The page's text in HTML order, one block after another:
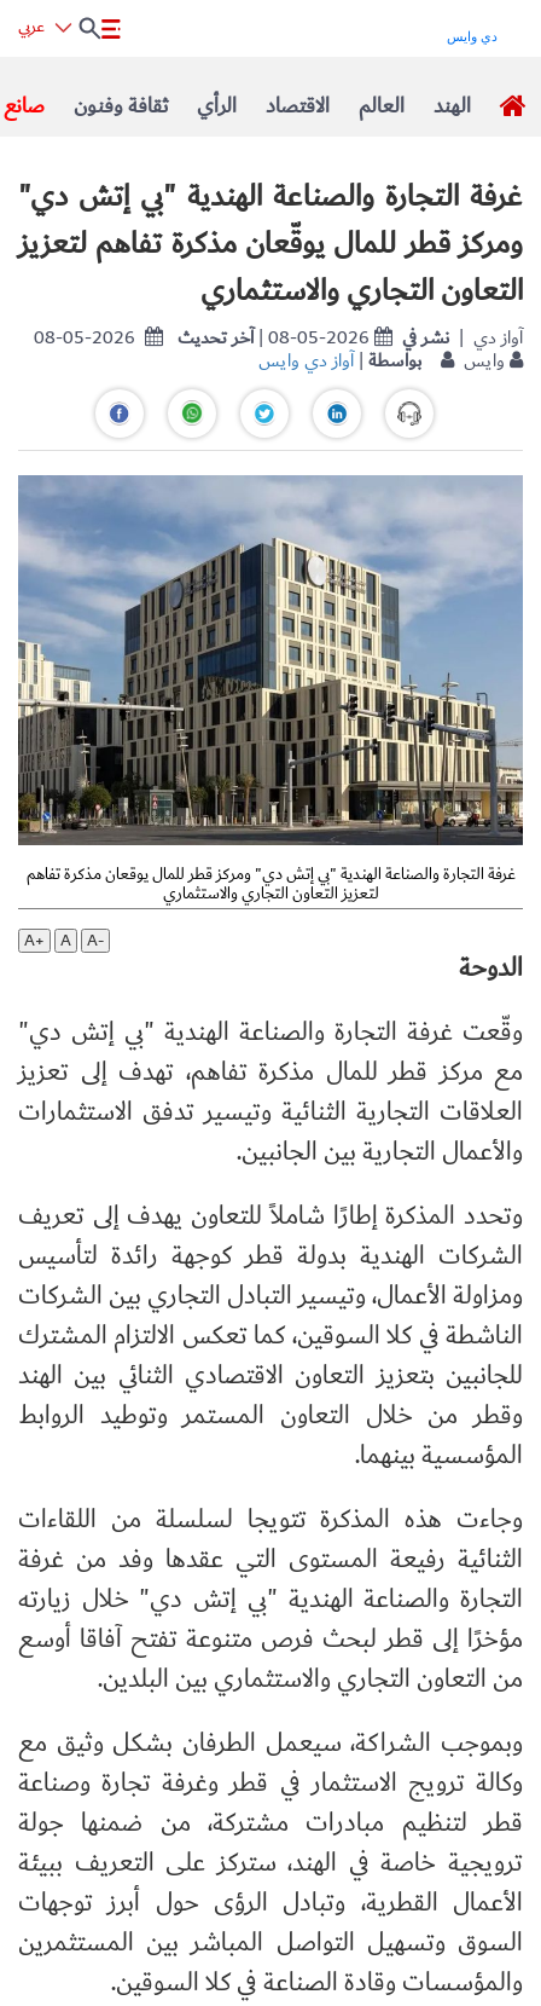
صانع ثقافة وفنون الرأي الاقتصاد العالم الهند
غرفة التجارة والصناعة الهندية "بي إتش دي"
ومركز قطر للمال يوقّعان مذكرة تفاهم لتعزيز
التعاون التجاري والاستثماري
08-05-2026 آخر تحديث| 08-05-2026 نشر في | آواز دي
وايس بواسطة|آواز دي وايس
غرفة التجارة والصناعة الهندية "بي إتش دي" ومركز قطر للمال يوقعان مذكرة تفاهم
لتعزيز التعاون التجاري والاستثماري
A+
A A-
الدوحة
وقّعت غرفة التجارة والصناعة الهندية "بي إتش دي"
مع مركز قطر للمال مذكرة تفاهم، تهدف إلى تعزيز
العلاقات التجارية الثنائية وتيسير تدفق الاستثمارات
والأعمال التجارية بين الجانبين.
وتحدد المذكرة إطارًا شاملاً للتعاون يهدف إلى تعريف
الشركات الهندية بدولة قطر كوجهة رائدة لتأسيس
ومزاولة الأعمال، وتيسير التبادل التجاري بين الشركات
الناشطة في كلا السوقين، كما تعكس الالتزام المشترك
للجانبين بتعزيز التعاون الاقتصادي الثنائي بين الهند
وقطر من خلال التعاون المستمر وتوطيد الروابط
المؤسسية بينهما.
وجاءت هذه المذكرة تتويجا لسلسلة من اللقاءات
الثنائية رفيعة المستوى التي عقدها وفد من غرفة
التجارة والصناعة الهندية "بي إتش دي" خلال زيارته
مؤخرًا إلى قطر لبحث فرص متنوعة تفتح آفاقا أوسع
من التعاون التجاري والاستثماري بين البلدين.
وبموجب الشراكة، سيعمل الطرفان بشكل وثيق مع
وكالة ترويج الاستثمار في قطر وغرفة تجارة وصناعة
قطر لتنظيم مبادرات مشتركة، من ضمنها جولة
ترويجية خاصة في الهند، ستركز على التعريف ببيئة
الأعمال القطرية، وتبادل الرؤى حول أبرز توجهات
السوق وتسهيل التواصل المباشر بين المستثمرين
والمؤسسات وقادة الصناعة في كلا السوقين.